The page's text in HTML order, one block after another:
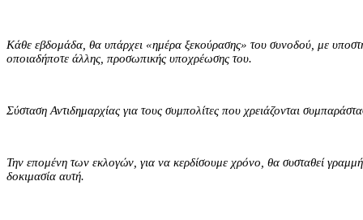
Κάθε εβδομάδα, θα υπάρχει «ημέρα ξεκούρασης» του συνοδού, με
οποιαδήποτε άλλης, προσωπικής υποχρέωσης του.
Σύσταση Αντιδημαρχίας για τους συμπολίτες που χρειάζονται
Την επομένη των εκλογών, για να κερδίσουμε χρόνο, θα συσταθεί
δοκιμασία αυτή.